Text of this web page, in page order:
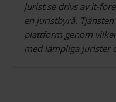
Jurist.se drivs av it-
en juristbyrå.
plattform genom
med lämpliga jurister